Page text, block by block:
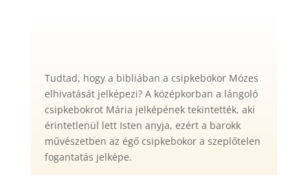
Tudtad, hogy a bibliában a csipkebokor Mózes
elhivatását jelképezi? A középkorban a lángoló
csipkebokrot Mária jelképének tekintették, aki
érintetlenül lett Isten anyja, ezért a barokk
művészetben az égő csipkebokor a szeplőtelen
fogantatás jelképe.